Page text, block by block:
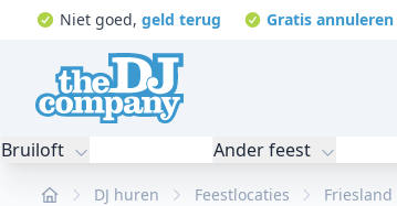
Niet goed, geld terug Gratis annuleren
Bruiloft Ander feest
Home DJ huren Feestlocaties Friesland